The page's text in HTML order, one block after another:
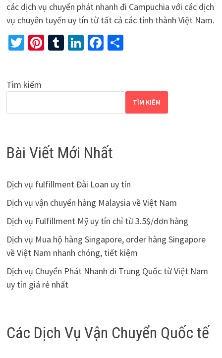
các dịch vụ chuyển phát nhanh đi Campuchia với các dịch
vụ chuyên tuyến uy tín từ tất cả các tỉnh thành Việt Nam.
Twitter
Pinterest
Tumblr
LinkedIn
Facebook
Share
Tìm kiếm
TÌM KIẾM
Bài Viết Mới Nhất
Dịch vụ fulfillment Đài Loan uy tín
Dịch vụ vận chuyển hàng Malaysia về Việt Nam
Dịch vụ Fulfillment Mỹ uy tín chỉ từ 3.5$/đơn hàng
Dịch vụ Mua hộ hàng Singapore, order hàng Singapore
về Việt Nam nhanh chóng, tiết kiệm
Dịch vụ Chuyển Phát Nhanh đi Trung Quốc từ Việt Nam
uy tín giá rẻ nhất
Các Dịch Vụ Vận Chuyển Quốc tế